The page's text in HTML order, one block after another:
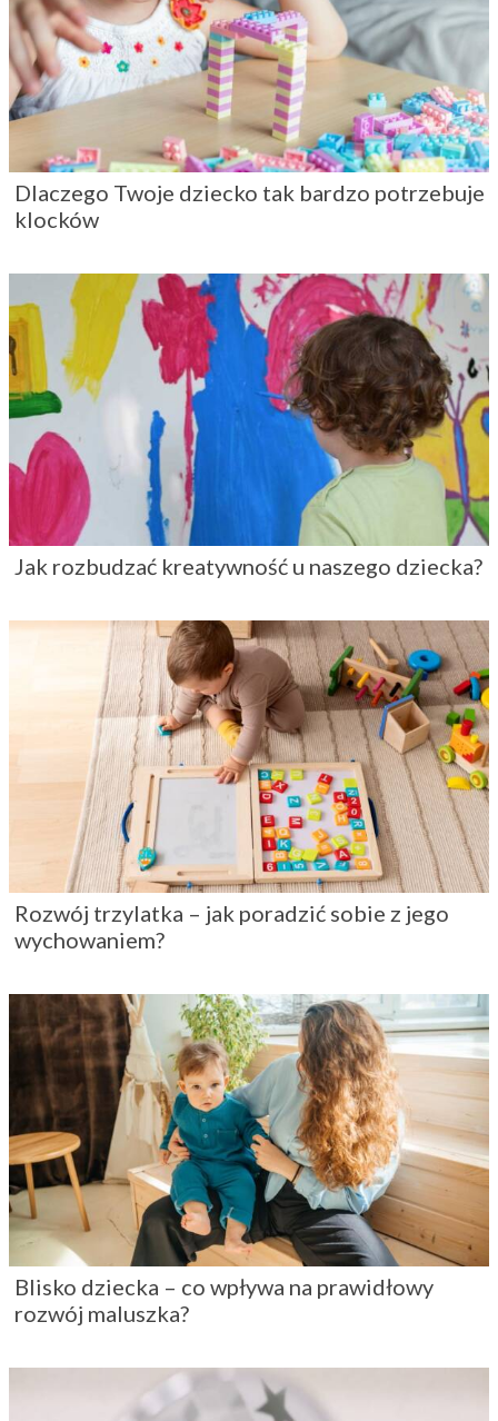
Dlaczego Twoje dziecko tak bardzo potrzebuje
klocków
Jak rozbudzać kreatywność u naszego dziecka?
Rozwój trzylatka – jak poradzić sobie z jego
wychowaniem?
Blisko dziecka – co wpływa na prawidłowy
rozwój maluszka?